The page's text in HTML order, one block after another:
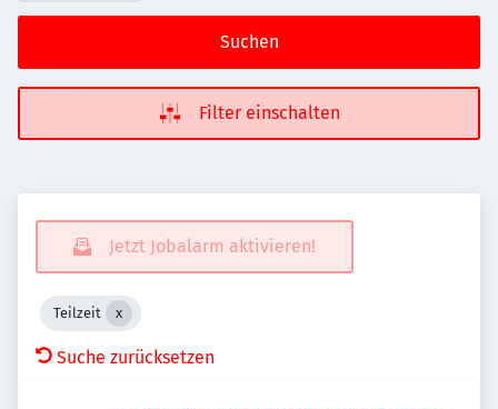
Suchen
Filter einschalten
Jetzt Jobalarm aktivieren!
Teilzeit
Suche zurücksetzen